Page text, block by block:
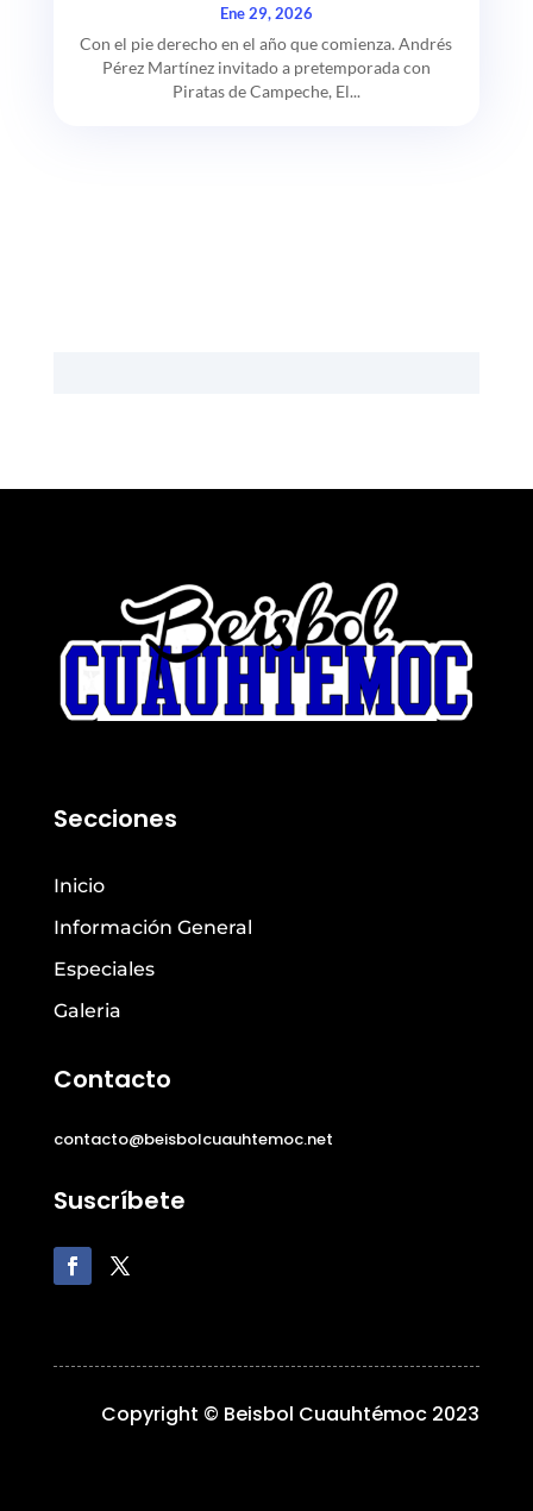
Ene 29, 2026
Con el pie derecho en el año que comienza. Andrés
Pérez Martínez invitado a pretemporada con
Piratas de Campeche, El...
Secciones
Inicio
Información General
Especiales
Galeria
Contacto
contacto@beisbolcuauhtemoc.net
Suscríbete
Copyright © Beisbol Cuauhtémoc 2023